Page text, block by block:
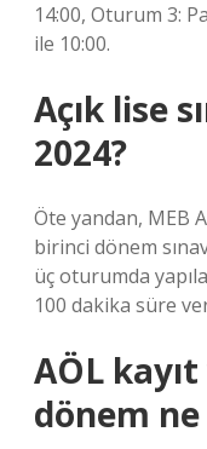
14:00, Oturum 3:
ile 10:00.
Açık lise
2024?
Öte yandan, MEB
birinci dönem
üç oturumda
100 dakika süre
AÖL
dönem